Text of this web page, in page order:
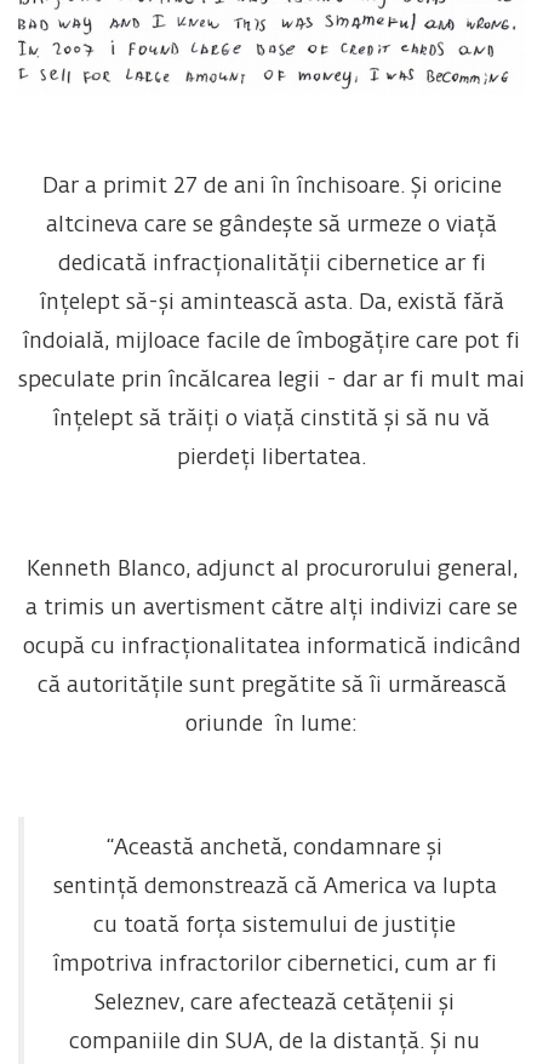
Dar a primit 27 de ani în închisoare. Și oricine
altcineva care se gândește să urmeze o viață
dedicată infracționalității cibernetice ar fi
înțelept să-și amintească asta. Da, există fără
îndoială, mijloace facile de îmbogățire care pot fi
speculate prin încălcarea legii - dar ar fi mult mai
înțelept să trăiți o viață cinstită și să nu vă
pierdeți libertatea.
Kenneth Blanco, adjunct al procurorului general,
a trimis un avertisment către alți indivizi care se
ocupă cu infracționalitatea informatică indicând
că autoritățile sunt pregătite să îi urmărească
oriunde în lume:
“Această anchetă, condamnare și
sentință demonstrează că America va lupta
cu toată forța sistemului de justiție
împotriva infractorilor cibernetici, cum ar fi
Seleznev, care afectează cetățenii și
companiile din SUA, de la distanță. Și nu